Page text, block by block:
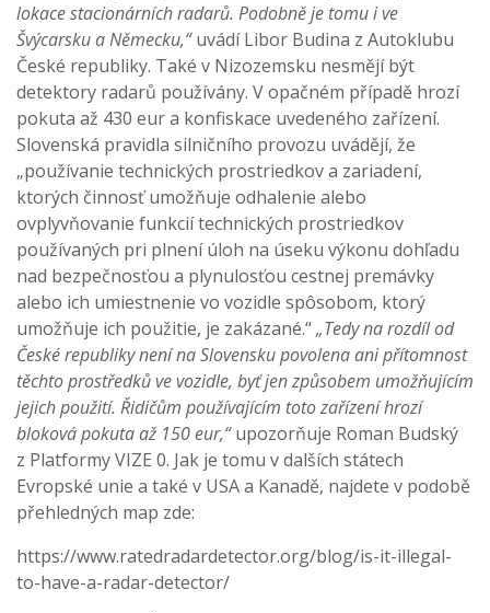
lokace stacionárních radarů. Podobně je tomu i ve
Švýcarsku a Německu,“uvádí Libor Budina z Autoklubu
České republiky. Také v Nizozemsku nesmějí být
detektory radarů používány. V opačném případě hrozí
pokuta až 430 eur a konfiskace uvedeného zařízení.
Slovenská pravidla silničního provozu uvádějí, že
„používanie technických prostriedkov a zariadení,
ktorých činnosť umožňuje odhalenie alebo
ovplyvňovanie funkcií technických prostriedkov
používaných pri plnení úloh na úseku výkonu dohľadu
nad bezpečnosťou a plynulosťou cestnej premávky
alebo ich umiestnenie vo vozidle spôsobom, ktorý
umožňuje ich použitie, je zakázané.“„Tedy na rozdíl od
České republiky není na Slovensku povolena ani přítomnost
těchto prostředků ve vozidle, byť jen způsobem umožňujícím
jejich použití. Řidičům používajícím toto zařízení hrozí
bloková pokuta až 150 eur,“upozorňuje Roman Budský
z Platformy VIZE 0. Jak je tomu v dalších státech
Evropské unie a také v USA a Kanadě, najdete v podobě
přehledných map zde:
https://www.ratedradardetector.org/blog/is-it-illegal-
to-have-a-radar-detector/